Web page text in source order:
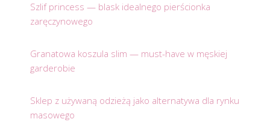
Szlif princess — blask idealnego pierścionka
zaręczynowego
Granatowa koszula slim — must-have w męskiej
garderobie
Sklep z używaną odzieżą jako alternatywa dla rynku
masowego